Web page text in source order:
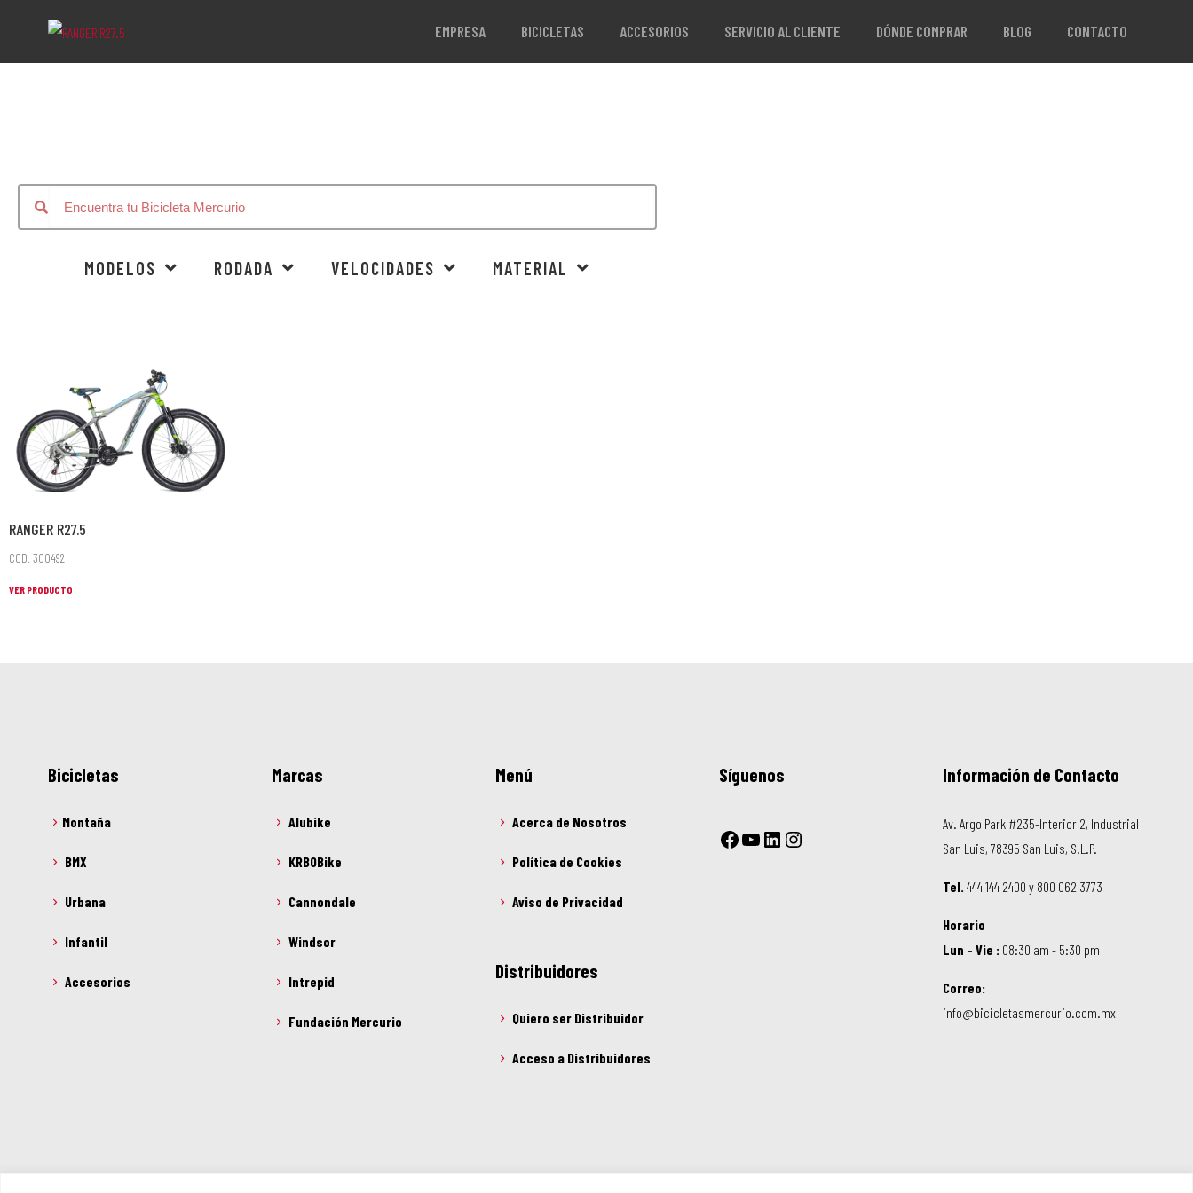
EMPRESA BICICLETAS ACCESORIOS SERVICIO AL CLIENTE DÓNDE COMPRAR BLOG CONTACTO
MODELOS RODADA VELOCIDADES MATERIAL
RANGER R27.5
COD. 300492
VER PRODUCTO
Bicicletas
Montaña
BMX
Urbana
Infantil
Accesorios
Marcas
Alubike
KRBOBike
Cannondale
Windsor
Intrepid
Fundación Mercurio
Menú
Acerca de Nosotros
Política de Cookies
Aviso de Privacidad
Distribuidores
Quiero ser Distribuidor
Acceso a Distribuidores
Síguenos Información de Contacto
Av. Argo Park #235-Interior 2, Industrial
San Luis, 78395 San Luis, S.L.P.
Tel. 444 144 2400 y 800 062 3773
Horario
Lun – Vie : 08:30 am - 5:30 pm
Correo:
info@bicicletasmercurio.com.mx